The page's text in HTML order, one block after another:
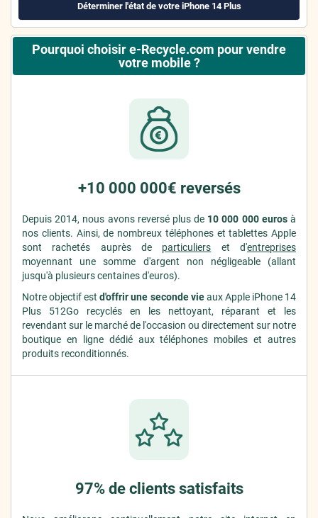
Déterminer l'état de votre iPhone 14 Plus
Pourquoi choisir e-Recycle.com pour vendre
votre mobile ?
+10 000 000€ reversés
Depuis 2014, nous avons reversé plus de 10 000 000 eurosà
nos clients. Ainsi, de nombreux téléphones et tablettes Apple
sont rachetés auprès de particuliers et d'entreprises
moyennant une somme d'argent non négligeable (allant
jusqu'à plusieurs centaines d'euros).
Notre objectif estd'offrir une seconde vieaux Apple iPhone 14
Plus 512Go recyclés en les nettoyant, réparant et les
revendant sur le marché de l'occasion ou directement sur notre
boutique en ligne dédié aux téléphones mobiles et autres
produits reconditionnés.
97% de clients satisfaits